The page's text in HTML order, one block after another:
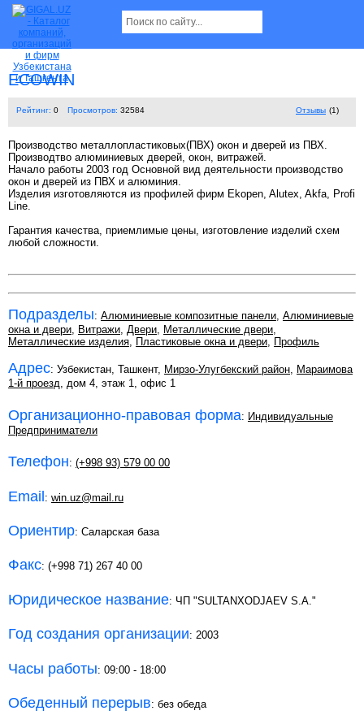
ECOWIN
Рейтинг: 0 Просмотров: 32584 Отзывы (1)
Производство металлопластиковых(ПВХ) окон и дверей из ПВХ.
Производтво алюминиевых дверей, окон, витражей.
Начало работы 2003 год Основной вид деятельности производство
окон и дверей из ПВХ и алюминия.
Изделия изготовляются из профилей фирм Ekopen, Alutex, Akfa, Profi
Line.
Гарантия качества, приемлимые цены, изготовление изделий схем
любой сложности.
Подразделы: Алюминиевые композитные панели, Алюминиевые
окна и двери, Витражи, Двери, Металлические двери,
Металлические изделия, Пластиковые окна и двери, Профиль
Адрес: Узбекистан, Ташкент, Мирзо-Улугбекский район, Мараимова
1-й проезд, дом 4, этаж 1, офис 1
Организационно-правовая форма: Индивидуальные
Предприниматели
Телефон: (+998 93) 579 00 00
Email: win.uz@mail.ru
Ориентир: Саларская база
Факс: (+998 71) 267 40 00
Юридическое название: ЧП "SULTANXODJAEV S.A."
Год создания организации: 2003
Часы работы: 09:00 - 18:00
Обеденный перерыв: без обеда